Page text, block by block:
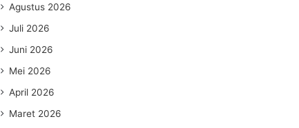
Agustus 2026
Juli 2026
Juni 2026
Mei 2026
April 2026
Maret 2026